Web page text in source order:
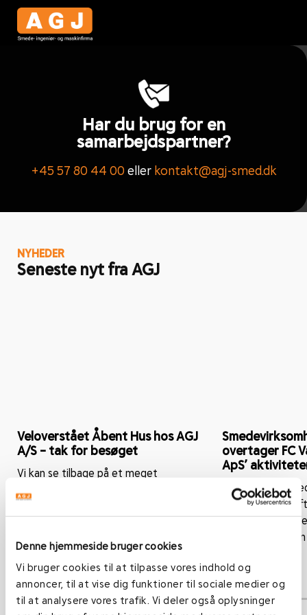
Denne hjemmeside bruger cookies
Vi bruger cookies til at tilpasse vores indhold og
annoncer, til at vise dig funktioner til sociale medier og
til at analysere vores trafik. Vi deler også oplysninger
Har du brug for en
samarbejdspartner?
+45 57 80 44 00ellerkontakt@agj-smed.dk
NYHEDER
Seneste nyt fra AGJ
Veloverstået Åbent Hus hos AGJ
A/S – tak for besøget
Vi kan se tilbage på et meget
velbesøgt Åbent Hus, hvor vi havde
fornøjelsen af at byde kunder,
samarbejdspartnere, leverandører...
Læs mere
overtager FC
ApS’
netop indgået
af aktiver,
fra